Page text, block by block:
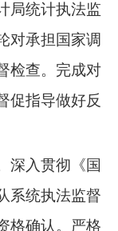
统计执法监
对承担国家调
检查。完成对
促指导做好反
入贯彻《国
系统执法监督
格确认。严格